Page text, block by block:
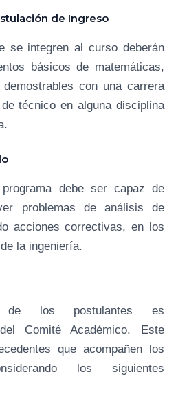
de Ingreso
se integren al curso deberán
básicos de matemáticas,
con una carrera
técnico en alguna disciplina
debe ser capaz de
problemas de análisis de
acciones correctivas, en los
la ingeniería.
de los postulantes es
Comité Académico. Este
que acompañen los
los siguientes